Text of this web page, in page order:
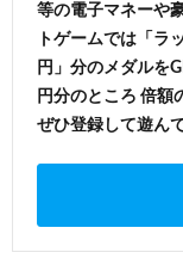
等の電子マネーや
トゲームでは「ラ
円」分のメダルを
円分のところ 倍額
ぜひ登録して遊ん